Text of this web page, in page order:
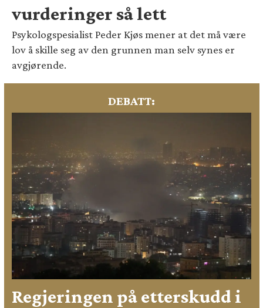
vurderinger så lett
Psykologspesialist Peder Kjøs mener at det må være
lov å skille seg av den grunnen man selv synes er
avgjørende.
DEBATT:
Regjeringen på etterskudd i